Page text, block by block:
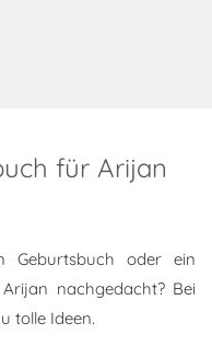
für Arijan
oder ein
nachgedacht? Bei
tolle Ideen.